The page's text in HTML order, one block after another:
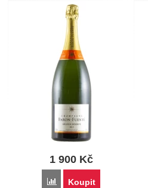
1 900 Kč
Porovnat
Koupit